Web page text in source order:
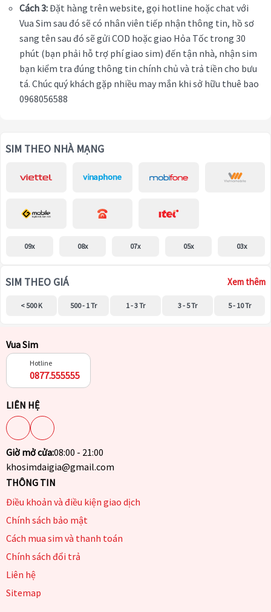
Cách 3:Đặt hàng trên website, gọi hotline hoặc chat với
Vua Sim sau đó sẽ có nhân viên tiếp nhận thông tin, hồ sơ
sang tên sau đó sẽ gửi COD hoặc giao Hỏa Tốc trong 30
phút (bạn phải hỗ trợ phí giao sim) đến tận nhà, nhận sim
bạn kiểm tra đúng thông tin chính chủ và trả tiền cho bưu
tá. Chúc quý khách gặp nhiều may mắn khi sở hữu thuê bao
0968056588
SIM THEO NHÀ MẠNG
09x 08x 07x 05x 03x
SIM THEO GIÁ Xem thêm
< 500 K 500 - 1 Tr 1 - 3 Tr 3 - 5 Tr 5 - 10 Tr
Vua Sim
Hotline
0877.555555
LIÊN HỆ
Giờ mở cửa:08:00 - 21:00
khosimdaigia@gmail.com
THÔNG TIN
Điều khoản và điều kiện giao dịch
Chính sách bảo mật
Cách mua sim và thanh toán
Chính sách đổi trả
Liên hệ
Sitemap